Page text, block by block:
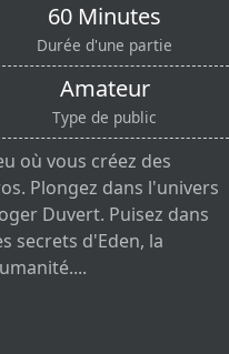
60 Minutes
Durée d'une partie
Amateur
Type de public
où vous créez des
Plongez dans l'univers
Duvert. Puisez dans
secrets d'Eden, la